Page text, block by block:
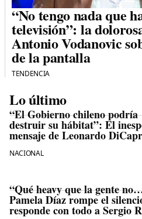
“No tengo nada que
televisión”: la
Antonio Vodanovic
de la pantalla
TENDENCIA
Lo último
“El Gobierno chileno podría
destruir su hábitat”: El
mensaje de Leonardo
NACIONAL
“Qué heavy que la gente
Pamela Díaz rompe el
responde con todo a Sergio